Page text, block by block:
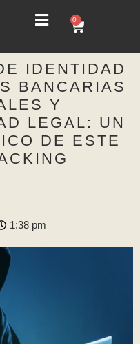
0
IDENTIDAD
BANCARIAS
Y
LEGAL: UN
DE ESTE
1:38 pm